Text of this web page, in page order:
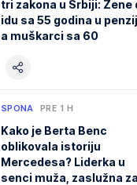
tri zakona u Srbiji: Žene
idu sa 55 godina u
a muškarci sa 60
SPONA PRE 1 H
Kako je Berta Benc
oblikovala istoriju
Mercedesa? Liderka u
senci muža, zaslužna za